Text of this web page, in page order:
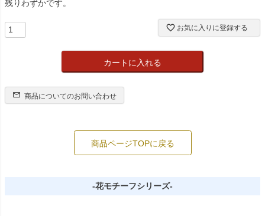
残りわずかです。
お気に入りに登録する
カートに入れる
商品についてのお問い合わせ
商品ページTOPに戻る
-花モチーフシリーズ-